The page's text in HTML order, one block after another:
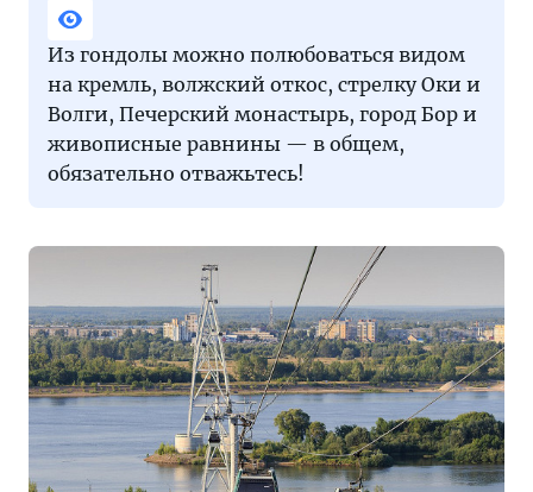
Из гондолы можно полюбоваться видом
на кремль, волжский откос, стрелку Оки и
Волги, Печерский монастырь, город Бор и
живописные равнины — в общем,
обязательно отважьтесь!